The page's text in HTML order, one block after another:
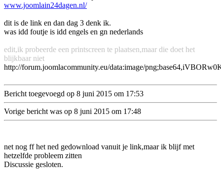
www.joomlain24dagen.nl/
dit is de link en dan dag 3 denk ik.
was idd foutje is idd engels en gn nederlands
edit,ik probeerde een printscreen te plaatsen,maar die doet het
blijkbaar niet
http://
Bericht toegevoegd op 8 juni 2015 om 17:53
Vorige bericht was op 8 juni 2015 om 17:48
net nog ff het ned gedownload vanuit je link,maar ik blijf met
hetzelfde probleem zitten
Discussie gesloten.